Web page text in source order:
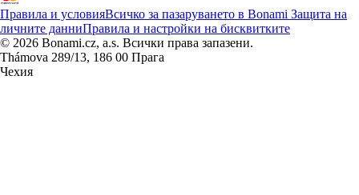
Правила и условияВсичко за пазаруването в Bonami Защита на
личните данниПравила и настройки на бисквитките
© 2026 Bonami.cz, a.s. Всички права запазени.
Thámova 289/13, 186 00 Прага
Чехия